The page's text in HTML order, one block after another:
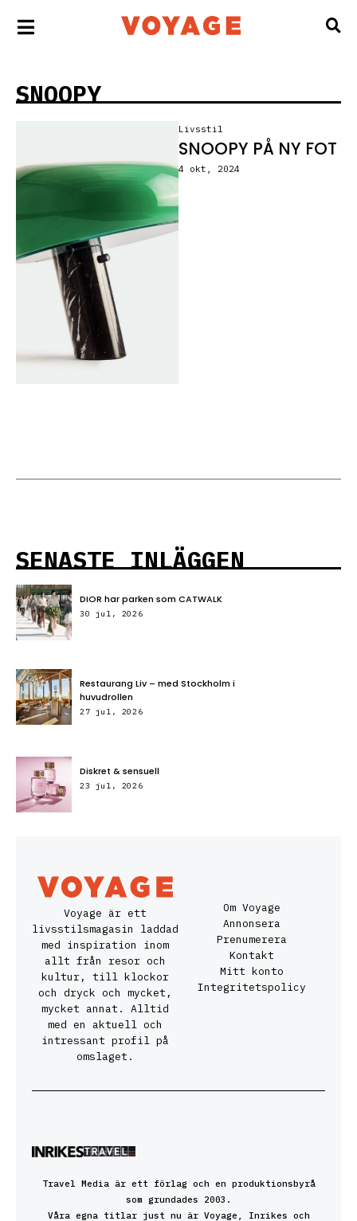
SNOOPY
Livsstil
SNOOPY PÅ NY FOT
4 okt, 2024
SENASTE INLÄGGEN
DIOR har parken som CATWALK
30 jul, 2026
Restaurang Liv – med Stockholm i
huvudrollen
27 jul, 2026
Diskret & sensuell
23 jul, 2026
Voyage är ett
livsstilsmagasin laddad
med inspiration inom
allt från resor och
kultur, till klockor
och dryck och mycket,
mycket annat. Alltid
med en aktuell och
intressant profil på
omslaget.
Om Voyage
Annonsera
Prenumerera
Kontakt
Mitt konto
Integritetspolicy
Travel Media är ett förlag och en produktionsbyrå
som grundades 2003.
Våra egna titlar just nu är Voyage, Inrikes och